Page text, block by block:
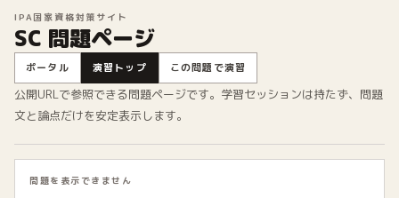
IPA国家資格対策サイト
SC 問題ページ
ポータル 演習トップ この問題で演習
公開URLで参照できる問題ページです。学習セッションは持たず、問題
文と論点だけを安定表示します。
問題を表示できません